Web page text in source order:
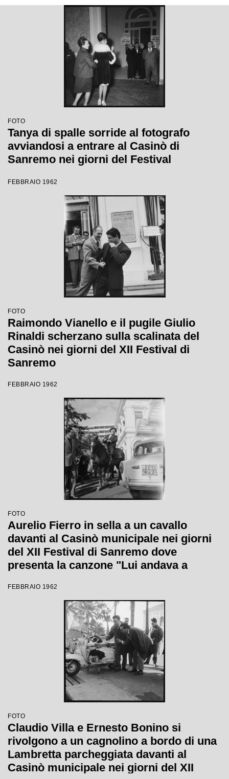
FOTO
Tanya di spalle sorride al fotografo
avviandosi a entrare al Casinò di
Sanremo nei giorni del Festival
FEBBRAIO 1962
FOTO
Raimondo Vianello e il pugile Giulio
Rinaldi scherzano sulla scalinata del
Casinò nei giorni del XII Festival di
Sanremo
FEBBRAIO 1962
FOTO
Aurelio Fierro in sella a un cavallo
davanti al Casinò municipale nei giorni
del XII Festival di Sanremo dove
presenta la canzone "Lui andava a
FEBBRAIO 1962
FOTO
Claudio Villa e Ernesto Bonino si
rivolgono a un cagnolino a bordo di una
Lambretta parcheggiata davanti al
Casinò municipale nei giorni del XII